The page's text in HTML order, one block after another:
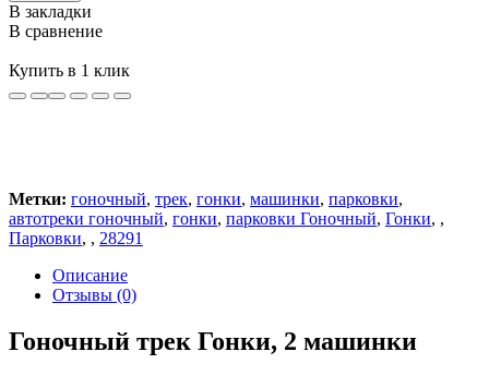
В закладки
В сравнение
Купить в 1 клик
Метки: гоночный, трек, гонки, машинки, парковки,
автотреки гоночный, гонки, парковки Гоночный, Гонки, ,
Парковки, , 28291
Описание
Отзывы (0)
Гоночный трек Гонки, 2 машинки